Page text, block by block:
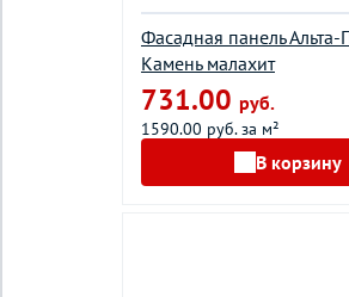
Фасадная панель
Камень малахит
731.00 руб.
1590.00 руб. за м²
В корзину